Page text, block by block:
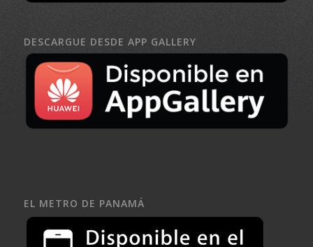
DESCARGUE DESDE APP GALLERY
EL METRO DE PANAMÁ